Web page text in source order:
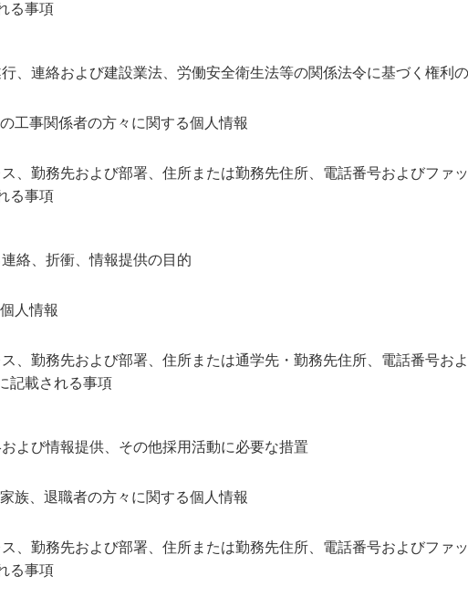
る事項
行、連絡および建設業法、労働安全衛生法等の関係法令に基づく権利
工事関係者の方々に関する個人情報
ス、勤務先および部署、住所または勤務先住所、電話番号およびファ
る事項
絡、折衝、情報提供の目的
人情報
ス、勤務先および部署、住所または通学先・勤務先住所、電話番号お
記載される事項
よび情報提供、その他採用活動に必要な措置
族、退職者の方々に関する個人情報
ス、勤務先および部署、住所または勤務先住所、電話番号およびファ
る事項